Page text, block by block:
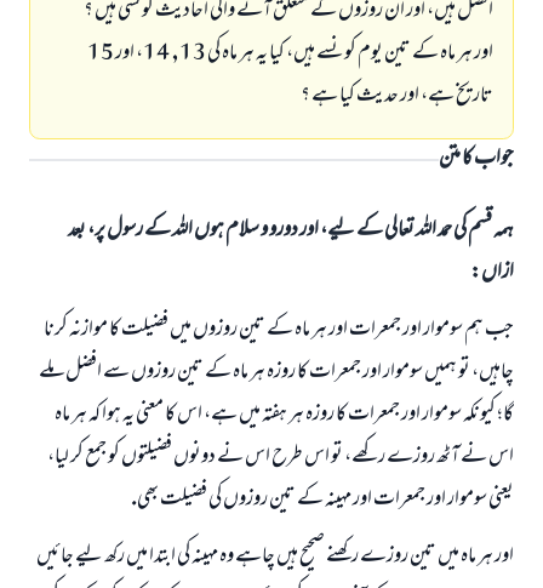
افضل ہيں، اور ان روزوں كے متعلق آنے والى احاديث كونسى ہيں ؟
اور ہر ماہ كے تين يوم كونسے ہيں، كيا يہ ہر ماہ كى 13, 14، اور 15
تاريخ ہے، اور حديث كيا ہے ؟
جواب کا متن
ہمہ قسم کی حمد اللہ تعالی کے لیے، اور دورو و سلام ہوں اللہ کے رسول پر، بعد
ازاں:
جب ہم سوموار اور جمعرات اور ہر ماہ كے تين روزوں ميں فضيلت كا موازنہ كرنا
چاہيں، تو ہميں سوموار اور جمعرات كا روزہ ہر ماہ كے تين روزوں سے افضل ملے
گا؛ كيونكہ سوموار اور جمعرات كا روزہ ہر ہفتہ ميں ہے، اس كا معنى يہ ہوا كہ ہر ماہ
اس نے آٹھ روزے ركھے، تو اس طرح اس نے دونوں فضيلتوں كو جمع كر ليا،
يعنى سوموار اور جمعرات اور مہينہ كے تين روزوں كى فضيلت بھى.
اور ہر ماہ ميں تين روزے ركھنے صحيح ہيں چاہے وہ مہينہ كى ابتدا ميں ركھ ليے جائيں